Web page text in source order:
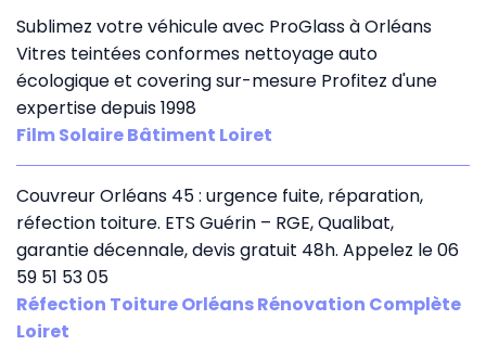
Sublimez votre véhicule avec ProGlass à Orléans
Vitres teintées conformes nettoyage auto
écologique et covering sur-mesure Profitez d'une
expertise depuis 1998
Film Solaire Bâtiment Loiret
Couvreur Orléans 45 : urgence fuite, réparation,
réfection toiture. ETS Guérin – RGE, Qualibat,
garantie décennale, devis gratuit 48h. Appelez le 06
59 51 53 05
Réfection Toiture Orléans Rénovation Complète
Loiret